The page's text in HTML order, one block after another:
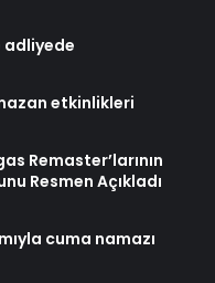
adliyede
etkinlikleri
Remaster’larının
Resmen Açıkladı
cuma namazı